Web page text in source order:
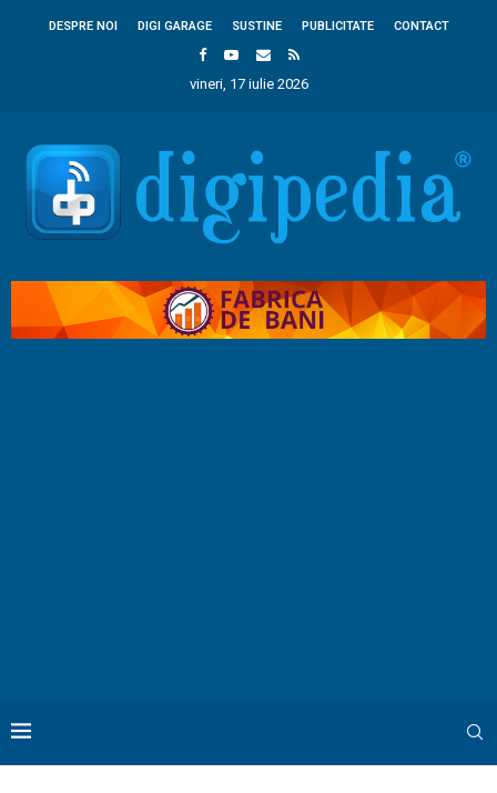
DESPRE NOI DIGI GARAGE SUSTINE PUBLICITATE CONTACT
vineri, 17 iulie 2026